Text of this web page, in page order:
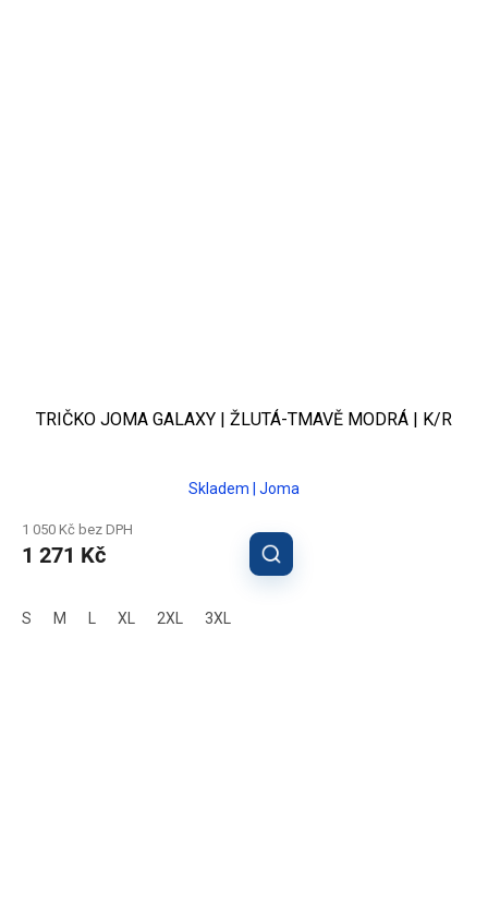
TRIČKO JOMA GALAXY | ŽLUTÁ-TMAVĚ MODRÁ | K/R
Skladem | Joma
1 050 Kč bez DPH
1 271 Kč
S M L XL 2XL 3XL